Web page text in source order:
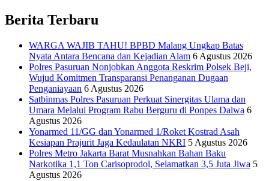
Berita Terbaru
WARGA WAJIB TAHU! BPBD Malang Ungkap Batas
Nyata Antara Bencana dan Kejadian Alam 6 Agustus 2026
Polres Pasuruan Nonjobkan Anggota Reskrim Polsek Beji,
Wujud Komitmen Transparansi Penanganan Dugaan
Penganiayaan 6 Agustus 2026
Satbinmas Polres Pasuruan Perkuat Sinergitas Ulama dan
Umara Melalui Program Rabu Berguru di Ponpes Dalwa 6
Agustus 2026
Yonarmed 11/GG dan Yonarmed 1/Roket Kostrad Asah
Kesiapan Prajurit Jaga Kedaulatan NKRI 5 Agustus 2026
Polres Metro Jakarta Barat Musnahkan Bahan Baku
Narkotika 1,1 Ton Carisoprodol, Selamatkan 3,5 Juta Jiwa 5
Agustus 2026